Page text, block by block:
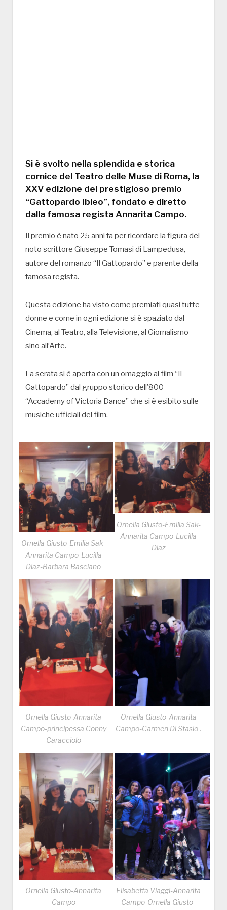
Si è svolto nella splendida e storica
cornice del Teatro delle Muse di Roma, la
XXV edizione del prestigioso premio
“Gattopardo Ibleo”, fondato e diretto
dalla famosa regista Annarita Campo.
Il premio è nato 25 anni fa per ricordare la figura del
noto scrittore Giuseppe Tomasi di Lampedusa,
autore del romanzo “Il Gattopardo” e parente della
famosa regista.
Questa edizione ha visto come premiati quasi tutte
donne e come in ogni edizione si è spaziato dal
Cinema, al Teatro, alla Televisione, al Giornalismo
sino all’Arte.
La serata si è aperta con un omaggio al film “Il
Gattopardo” dal gruppo storico dell’800
“Accademy of Victoria Dance” che si è esibito sulle
musiche ufficiali del film.
Ornella Giusto-Emilia Sak-
Annarita Campo-Lucilla
Diaz-Barbara Basciano
Ornella Giusto-Emilia Sak-
Annarita Campo-Lucilla
Diaz
Ornella Giusto-Annarita
Campo-principessa Conny
Caracciolo
Ornella Giusto-Annarita
Campo-Carmen Di Stasio .
Ornella Giusto-Annarita
Campo
Elisabetta Viaggi-Annarita
Campo-Ornella Giusto-